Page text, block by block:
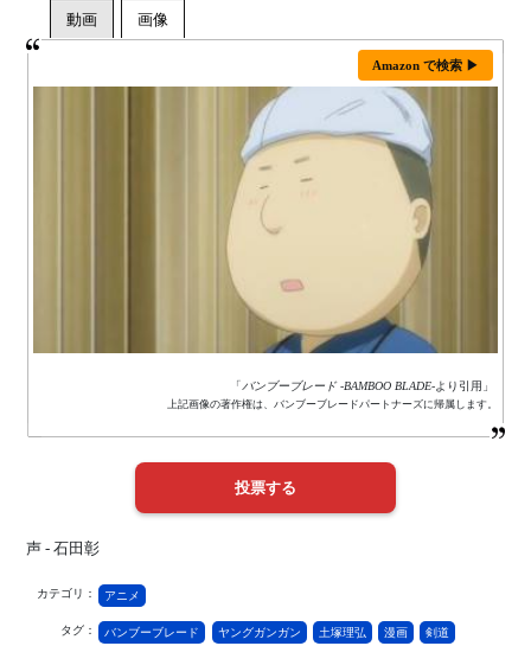
Amazon で検索 ▶
「バンブーブレード -BAMBOO BLADE-より引用」
上記画像の著作権は、バンブーブレードパートナーズに帰属します。
声 - 石田彰
カテゴリ： アニメ
タグ： バンブーブレード ヤングガンガン 土塚理弘 漫画 剣道